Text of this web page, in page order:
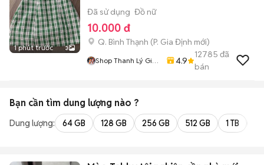
1 phút trước 3
Đã sử dụng Đồ nữ
10.000 đ
Q. Bình Thạnh (P. Gia Định mới)
Shop Thanh Lý Giá
4.9
12785 đã
bán
Bạn cần tìm dung lượng nào ?
Dung lượng: 64 GB 128 GB 256 GB 512 GB 1 TB